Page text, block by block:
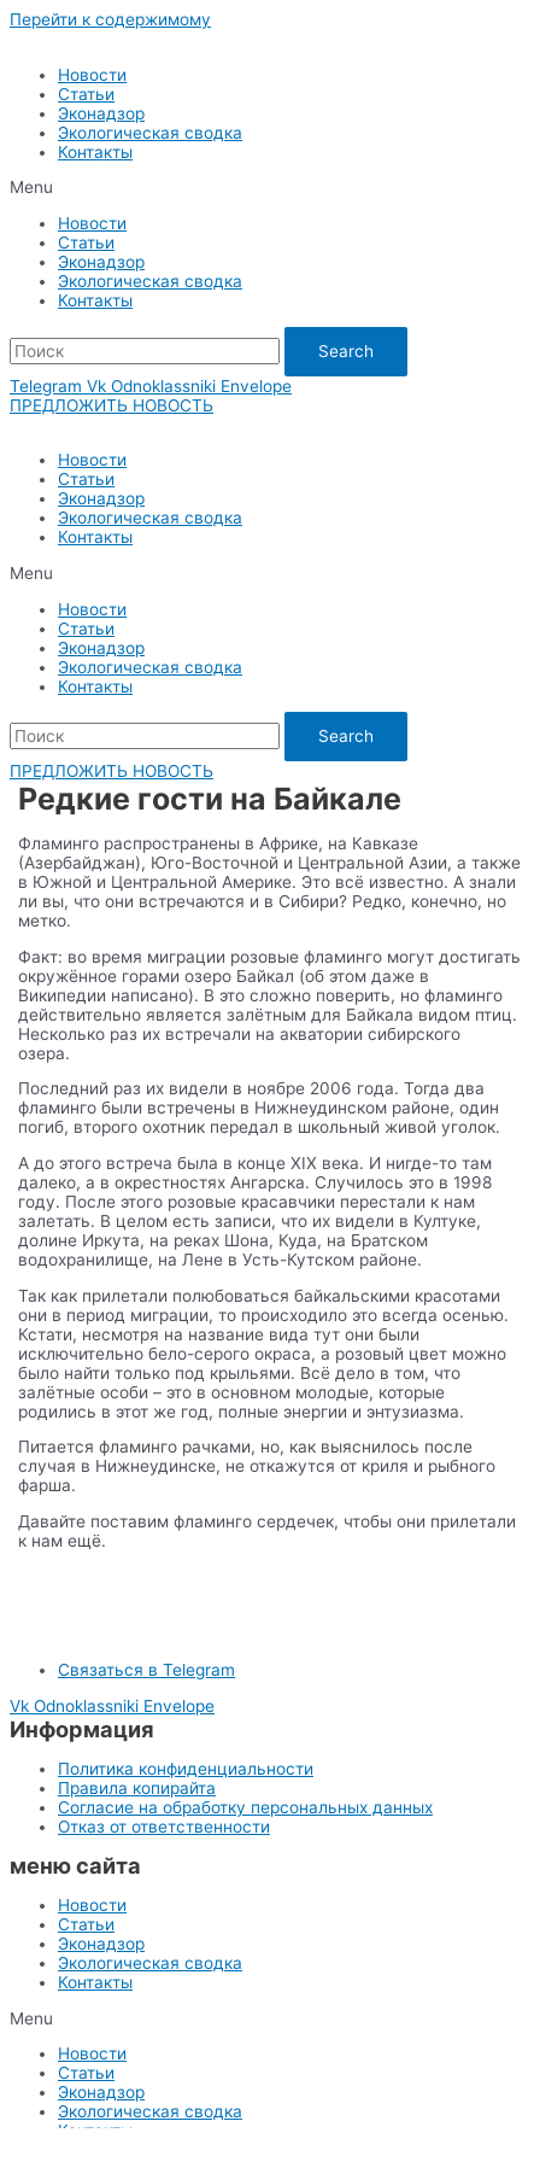
Перейти к содержимому
Новости
Статьи
Эконадзор
Экологическая сводка
Контакты
Menu
Новости
Статьи
Эконадзор
Экологическая сводка
Контакты
Search
Telegram Vk Odnoklassniki Envelope
ПРЕДЛОЖИТЬ НОВОСТЬ
Новости
Статьи
Эконадзор
Экологическая сводка
Контакты
Menu
Новости
Статьи
Эконадзор
Экологическая сводка
Контакты
Search
ПРЕДЛОЖИТЬ НОВОСТЬ
Редкие гости на Байкале
Фламинго распространены в Африке, на Кавказе
(Азербайджан), Юго-Восточной и Центральной Азии, а также
в Южной и Центральной Америке. Это всё известно. А знали
ли вы, что они встречаются и в Сибири? Редко, конечно, но
метко.
Факт: во время миграции розовые фламинго могут достигать
окружённое горами озеро Байкал (об этом даже в
Википедии написано). В это сложно поверить, но фламинго
действительно является залётным для Байкала видом птиц.
Несколько раз их встречали на акватории сибирского
озера.
Последний раз их видели в ноябре 2006 года. Тогда два
фламинго были встречены в Нижнеудинском районе, один
погиб, второго охотник передал в школьный живой уголок.
А до этого встреча была в конце XIX века. И нигде-то там
далеко, а в окрестностях Ангарска. Случилось это в 1998
году. После этого розовые красавчики перестали к нам
залетать. В целом есть записи, что их видели в Култуке,
долине Иркута, на реках Шона, Куда, на Братском
водохранилище, на Лене в Усть-Кутском районе.
Так как прилетали полюбоваться байкальскими красотами
они в период миграции, то происходило это всегда осенью.
Кстати, несмотря на название вида тут они были
исключительно бело-серого окраса, а розовый цвет можно
было найти только под крыльями. Всё дело в том, что
залётные особи – это в основном молодые, которые
родились в этот же год, полные энергии и энтузиазма.
Питается фламинго рачками, но, как выяснилось после
случая в Нижнеудинске, не откажутся от криля и рыбного
фарша.
Давайте поставим фламинго сердечек, чтобы они прилетали
к нам ещё.
Связаться в Telegram
Vk Odnoklassniki Envelope
Информация
Политика конфиденциальности
Правила копирайта
Согласие на обработку персональных данных
Отказ от ответственности
меню сайта
Новости
Статьи
Эконадзор
Экологическая сводка
Контакты
Menu
Новости
Статьи
Эконадзор
Экологическая сводка
Контакты